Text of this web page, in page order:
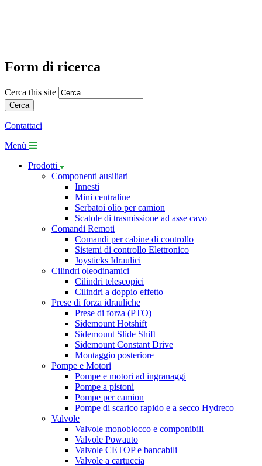
Form di ricerca
Cerca this site
Contattaci
Menù
Prodotti
Componenti ausiliari
Innesti
Mini centraline
Serbatoi olio per camion
Scatole di trasmissione ad asse cavo
Comandi Remoti
Comandi per cabine di controllo
Sistemi di controllo Elettronico
Joysticks Idraulici
Cilindri oleodinamici
Cilindri telescopici
Cilindri a doppio effetto
Prese di forza idrauliche
Prese di forza (PTO)
Sidemount Hotshift
Sidemount Slide Shift
Sidemount Constant Drive
Montaggio posteriore
Pompe e Motori
Pompe e motori ad ingranaggi
Pompe a pistoni
Pompe per camion
Pompe di scarico rapido e a secco Hydreco
Valvole
Valvole monoblocco e componibili
Valvole Powauto
Valvole CETOP e bancabili
Valvole a cartuccia